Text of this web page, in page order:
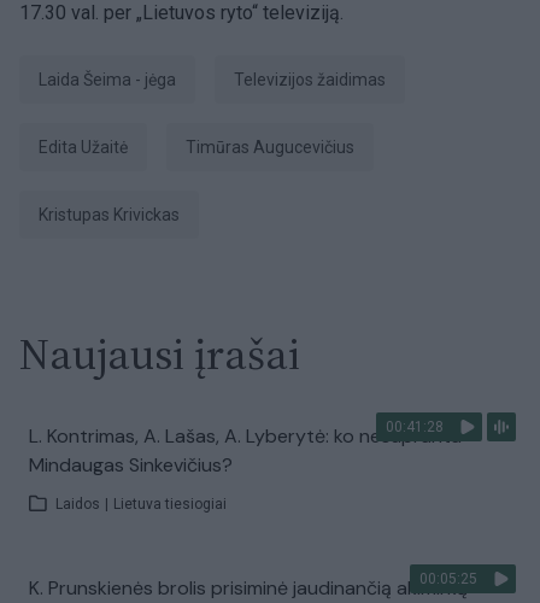
17.30 val. per „Lietuvos ryto“ televiziją.
laida Šeima - jėga televizijos žaidimas
Edita Užaitė Timūras Augucevičius
Kristupas Krivickas
Naujausi įrašai
00:41:28
L. Kontrimas, A. Lašas, A. Lyberytė: ko nesupranta
Mindaugas Sinkevičius?
Laidos Lietuva tiesiogiai
00:05:25
K. Prunskienės brolis prisiminė jaudinančią akimirką